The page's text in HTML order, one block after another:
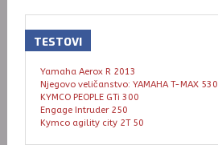
TESTOVI
Yamaha Aerox R 2013
Njegovo veličanstvo: YAMAHA T-MAX 530
KYMCO PEOPLE GTi 300
Engage Intruder 250
Kymco agility city 2T 50